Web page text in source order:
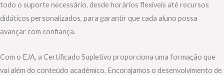
todo o suporte necessário, desde horários flexíveis até recursos
didáticos personalizados, para garantir que cada aluno possa
avançar com confiança.
Com o EJA, a Certificado Supletivo proporciona uma formação que
vai além do conteúdo acadêmico. Encorajamos o desenvolvimento de